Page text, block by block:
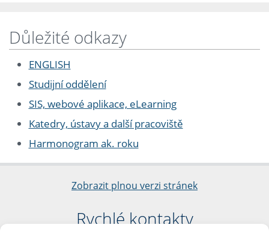
Důležité odkazy
ENGLISH
Studijní oddělení
SIS, webové aplikace, eLearning
Katedry, ústavy a další pracoviště
Harmonogram ak. roku
Zobrazit plnou verzi stránek
Rychlé kontakty